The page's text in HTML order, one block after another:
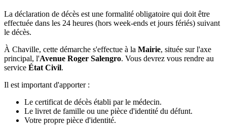
La déclaration de décès est une formalité obligatoire qui doit être
effectuée dans les 24 heures (hors week-ends et jours fériés) suivant
le décès.
À Chaville, cette démarche s'effectue à la Mairie, située sur l'axe
principal, l'Avenue Roger Salengro. Vous devrez vous rendre au
service État Civil.
Il est important d'apporter :
Le certificat de décès établi par le médecin.
Le livret de famille ou une pièce d'identité du défunt.
Votre propre pièce d'identité.